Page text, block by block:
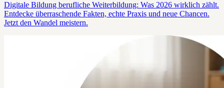
Digitale Bildung berufliche Weiterbildung: Was 2026 wirklich zählt.
Entdecke überraschende Fakten, echte Praxis und neue Chancen.
Jetzt den Wandel meistern.